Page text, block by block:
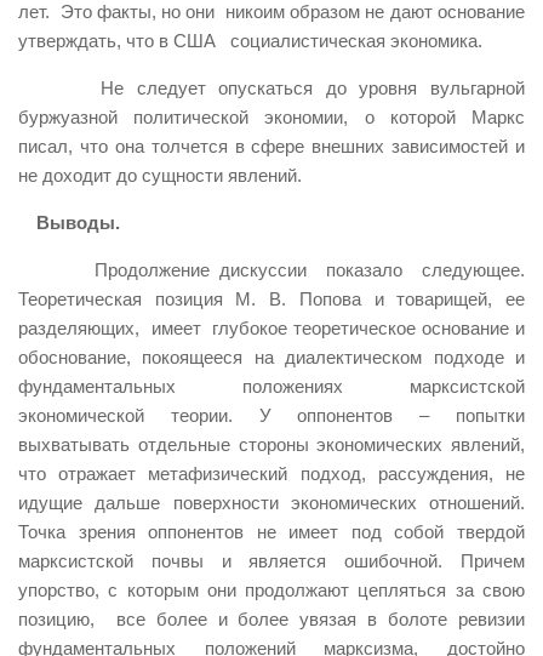
лет. Это факты, но они никоим образом не дают основание
утверждать, что в США социалистическая экономика.
Не следует опускаться до уровня вульгарной
буржуазной политической экономии, о которой Маркс
писал, что она толчется в сфере внешних зависимостей и
не доходит до сущности явлений.
Выводы.
Продолжение дискуссии показало следующее.
Теоретическая позиция М. В. Попова и товарищей, ее
разделяющих, имеет глубокое теоретическое основание и
обоснование, покоящееся на диалектическом подходе и
фундаментальных положениях марксистской
экономической теории. У оппонентов – попытки
выхватывать отдельные стороны экономических явлений,
что отражает метафизический подход, рассуждения, не
идущие дальше поверхности экономических отношений.
Точка зрения оппонентов не имеет под собой твердой
марксистской почвы и является ошибочной. Причем
упорство, с которым они продолжают цепляться за свою
позицию, все более и более увязая в болоте ревизии
фундаментальных положений марксизма, достойно